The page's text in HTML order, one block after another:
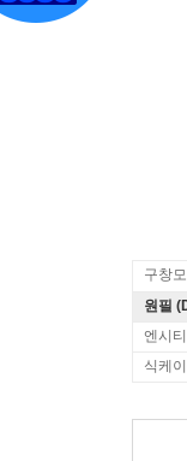
구창
원필
식케